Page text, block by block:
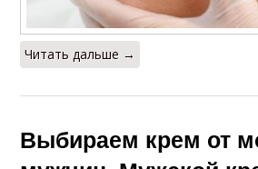
Читать дальше →
Выбираем крем от